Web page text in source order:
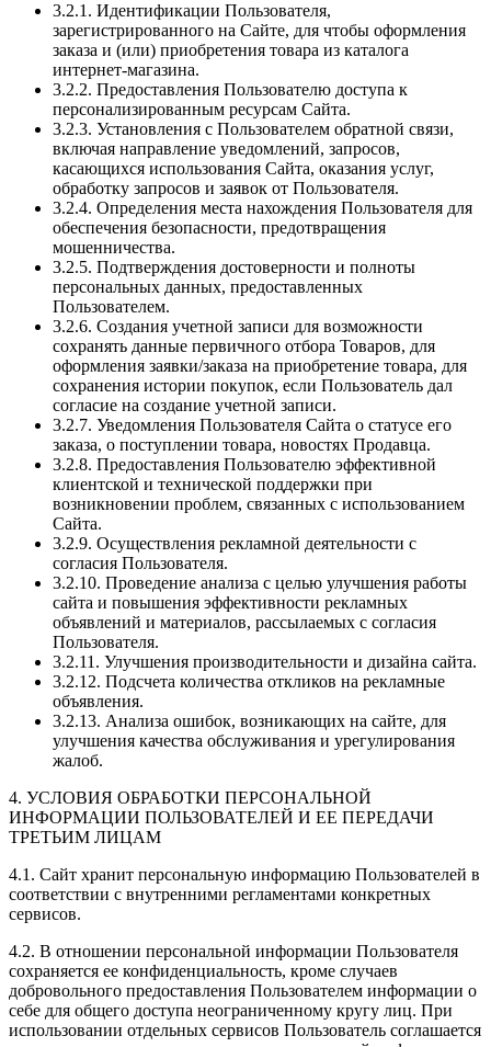
3.2.1. Идентификации Пользователя,
зарегистрированного на Сайте, для чтобы оформления
заказа и (или) приобретения товара из каталога
интернет-магазина.
3.2.2. Предоставления Пользователю доступа к
персонализированным ресурсам Сайта.
3.2.3. Установления с Пользователем обратной связи,
включая направление уведомлений, запросов,
касающихся использования Сайта, оказания услуг,
обработку запросов и заявок от Пользователя.
3.2.4. Определения места нахождения Пользователя для
обеспечения безопасности, предотвращения
мошенничества.
3.2.5. Подтверждения достоверности и полноты
персональных данных, предоставленных
Пользователем.
3.2.6. Создания учетной записи для возможности
сохранять данные первичного отбора Товаров, для
оформления заявки/заказа на приобретение товара, для
сохранения истории покупок, если Пользователь дал
согласие на создание учетной записи.
3.2.7. Уведомления Пользователя Сайта о статусе его
заказа, о поступлении товара, новостях Продавца.
3.2.8. Предоставления Пользователю эффективной
клиентской и технической поддержки при
возникновении проблем, связанных с использованием
Сайта.
3.2.9. Осуществления рекламной деятельности с
согласия Пользователя.
3.2.10. Проведение анализа с целью улучшения работы
сайта и повышения эффективности рекламных
объявлений и материалов, рассылаемых с согласия
Пользователя.
3.2.11. Улучшения производительности и дизайна сайта.
3.2.12. Подсчета количества откликов на рекламные
объявления.
3.2.13. Анализа ошибок, возникающих на сайте, для
улучшения качества обслуживания и урегулирования
жалоб.
4. УСЛОВИЯ ОБРАБОТКИ ПЕРСОНАЛЬНОЙ
ИНФОРМАЦИИ ПОЛЬЗОВАТЕЛЕЙ И ЕЕ ПЕРЕДАЧИ
ТРЕТЬИМ ЛИЦАМ
4.1. Сайт хранит персональную информацию Пользователей в
соответствии с внутренними регламентами конкретных
сервисов.
4.2. В отношении персональной информации Пользователя
сохраняется ее конфиденциальность, кроме случаев
добровольного предоставления Пользователем информации о
себе для общего доступа неограниченному кругу лиц. При
использовании отдельных сервисов Пользователь соглашается